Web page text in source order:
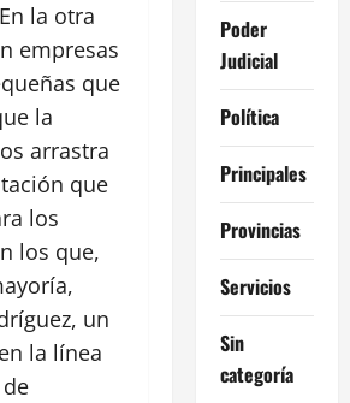
la otra
empresas
que
la
arrastra
que
los
los que,
un
la línea
Poder
Judicial
Política
Principales
Provincias
Servicios
Sin
categoría